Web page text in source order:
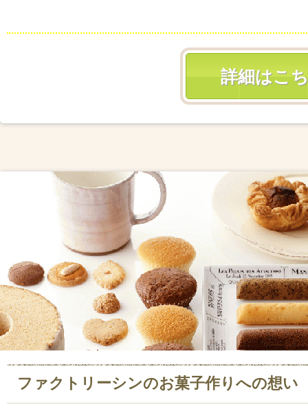
詳細はこ
ファクトリーシンのお菓子作りへの想い